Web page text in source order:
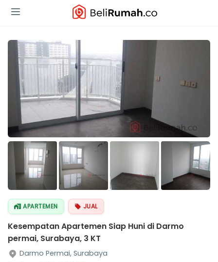
APARTEMEN JUAL
Kesempatan Apartemen Siap Huni di Darmo
permai, Surabaya, 3 KT
Darmo Permai, Surabaya